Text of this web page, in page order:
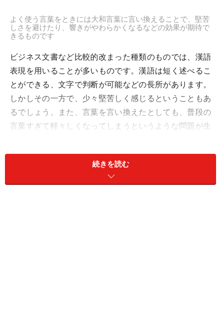
よく使う言葉をときには大和言葉に言い換えることで、堅苦
しさを避けたり、響きがやわらかくなるなどの効果が期待で
きるものです
ビジネス文書など比較的改まった種類のものでは、漢語
表現を用いることが多いものです。漢語は短く述べるこ
とができる、文字で判断が可能などの長所があります。
しかしその一方で、少々堅苦しく感じるということもあ
るでしょう。また、言葉を言い換えたとしても、普段の
言葉すぎて軽々しくなってしまうというような問題が生
最近よく話題になる大和言葉というものです。ふだんの
会話や手紙でよく使う言葉のいくつかを大和言葉で言い
換えると、どのような言葉になるかその違いを見てみま
続きを読む